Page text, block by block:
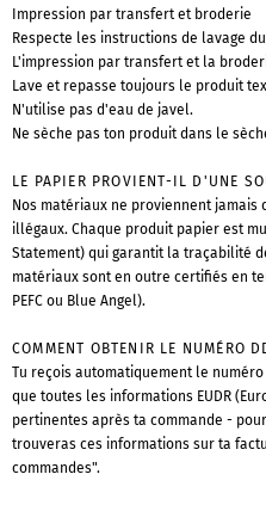
Impression par transfert et broderie
Respecte les instructions de lavage
L'impression par transfert et la
Lave et repasse toujours le produit
N'utilise pas d'eau de javel.
Ne sèche pas ton produit dans le
LE PAPIER PROVIENT-IL D'UNE
Nos matériaux ne proviennent
illégaux. Chaque produit papier est
Statement) qui garantit la traçabilité
matériaux sont en outre certifiés en
PEFC ou Blue Angel).
COMMENT OBTENIR LE NUMÉRO
Tu reçois automatiquement le
que toutes les informations EUDR
pertinentes après ta commande -
trouveras ces informations sur ta
commandes".